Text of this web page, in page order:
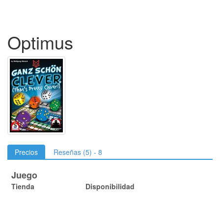
Optimus
Precios Reseñas (5) - 8
Juego
Tienda Disponibilidad